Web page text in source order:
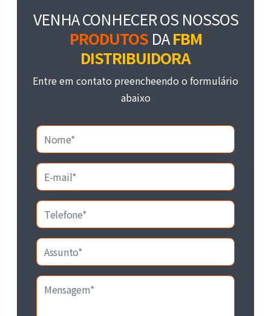
VENHA CONHECER OS NOSSOS
PRODUTOSDAFBM
DISTRIBUIDORA
Entre em contato preencheendo o formulário
abaixo